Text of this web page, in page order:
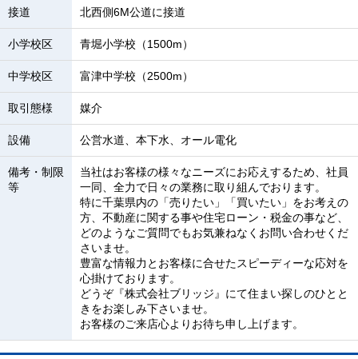
接道 北西側6M公道に接道
小学校区 青堀小学校（1500m）
中学校区 富津中学校（2500m）
取引態様 媒介
設備 公営水道、本下水、オール電化
備考・制限
等
当社はお客様の様々なニーズにお応えするため、社員
一同、全力で日々の業務に取り組んでおります。
特に千葉県内の「売りたい」「買いたい」をお考えの
方、不動産に関する事や住宅ローン・税金の事など、
どのようなご質問でもお気兼ねなくお問い合わせくだ
さいませ。
豊富な情報力とお客様に合せたスピーディーな応対を
心掛けております。
どうぞ『株式会社ブリッジ』にて住まい探しのひとと
きをお楽しみ下さいませ。
お客様のご来店心よりお待ち申し上げます。